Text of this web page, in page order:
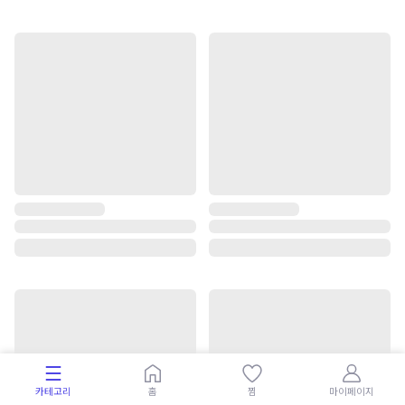
카테고리 홈 찜 마이페이지